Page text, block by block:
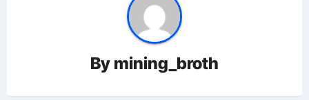
By mining_broth